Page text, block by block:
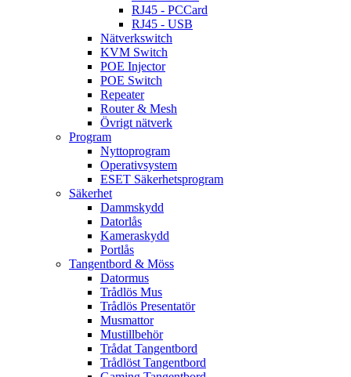
RJ45 - PCCard
RJ45 - USB
Nätverkswitch
KVM Switch
POE Injector
POE Switch
Repeater
Router & Mesh
Övrigt nätverk
Program
Nyttoprogram
Operativsystem
ESET Säkerhetsprogram
Säkerhet
Dammskydd
Datorlås
Kameraskydd
Portlås
Tangentbord & Möss
Datormus
Trådlös Mus
Trådlös Presentatör
Musmattor
Mustillbehör
Trådat Tangentbord
Trådlöst Tangentbord